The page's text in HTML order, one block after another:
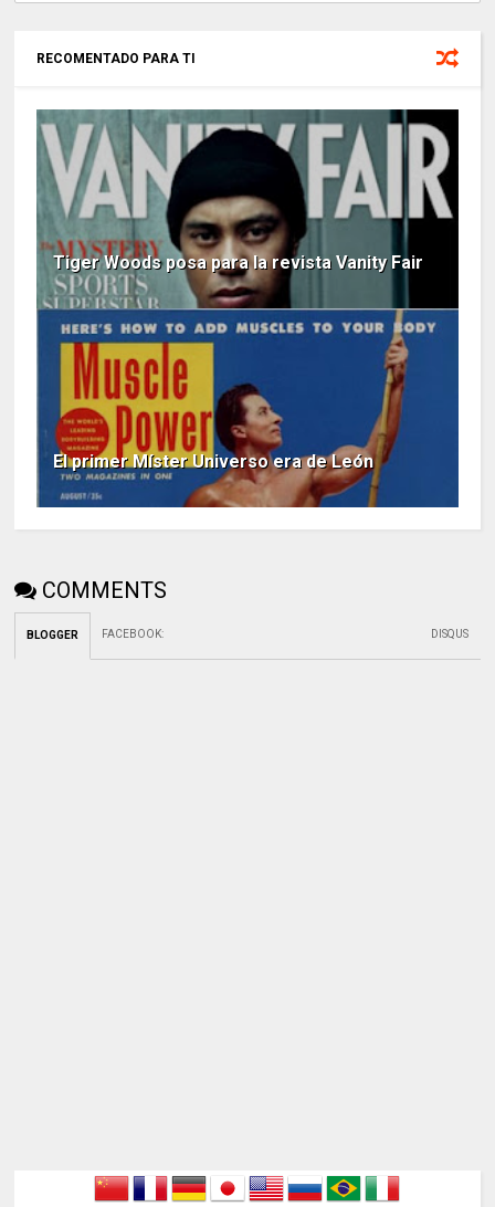
RECOMENTADO PARA TI
Tiger Woods posa para la revista Vanity Fair
El primer Míster Universo era de León
COMMENTS
BLOGGER FACEBOOK: DISQUS